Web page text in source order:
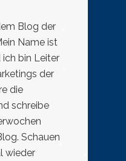
Blog der
Name ist
ich bin Leiter
der
die
schreibe
Schauen
wieder